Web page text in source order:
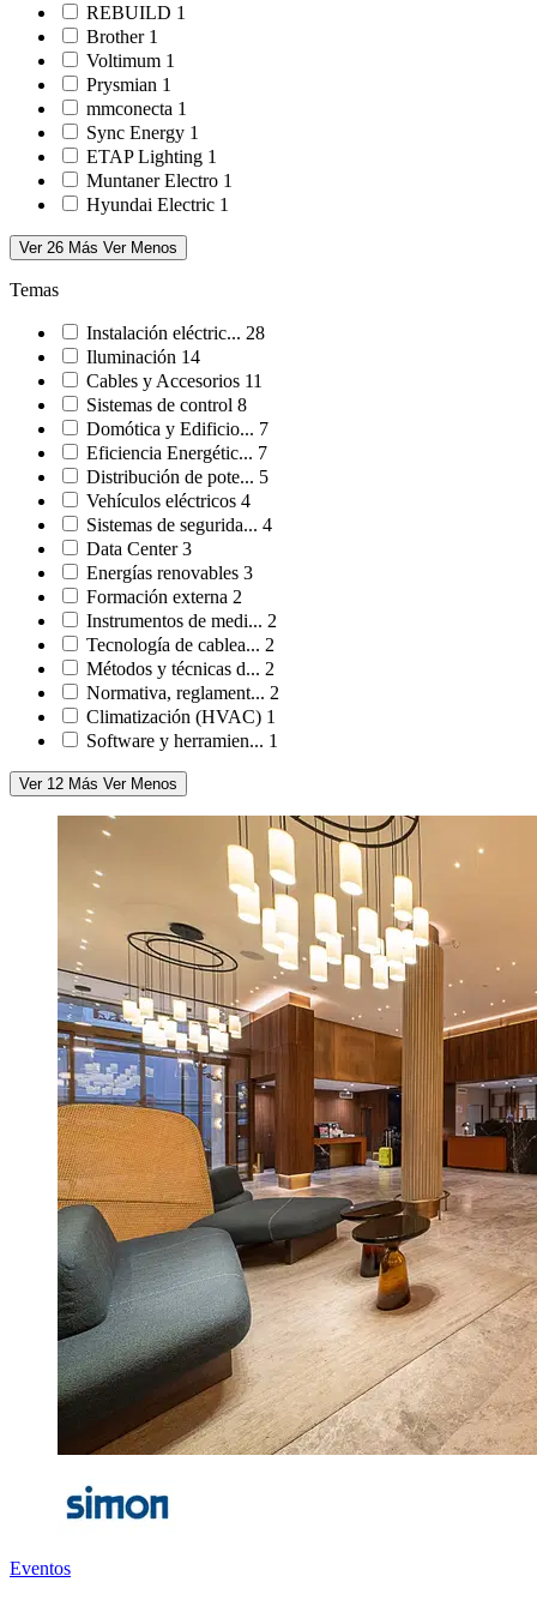
REBUILD 1
Brother 1
Voltimum 1
Prysmian 1
mmconecta 1
Sync Energy 1
ETAP Lighting 1
Muntaner Electro 1
Hyundai Electric 1
Ver 26 Más Ver Menos
Temas
Instalación eléctric... 28
Iluminación 14
Cables y Accesorios 11
Sistemas de control 8
Domótica y Edificio... 7
Eficiencia Energétic... 7
Distribución de pote... 5
Vehículos eléctricos 4
Sistemas de segurida... 4
Data Center3
Energías renovables 3
Formación externa 2
Instrumentos de medi... 2
Tecnología de cablea... 2
Métodos y técnicas d... 2
Normativa, reglament... 2
Climatización (HVAC) 1
Software y herramien... 1
Ver 12 Más Ver Menos
Eventos